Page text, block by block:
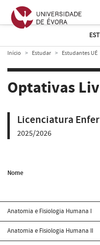
Início Estudar Estudantes UÉ
Optativas
Licenciatura
2025/2026
Nome
Anatomia e Fisiologia Humana I
Anatomia e Fisiologia Humana II